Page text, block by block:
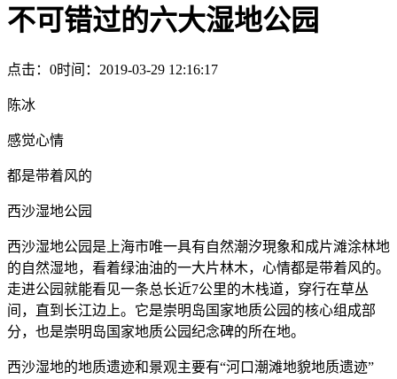
不可错过的六大湿地公园
点击：0时间：2019-03-29 12:16:17
陈冰
感觉心情
都是带着风的
西沙湿地公园
西沙湿地公园是上海市唯一具有自然潮汐現象和成片滩涂林地
的自然湿地，看着绿油油的一大片林木，心情都是带着风的。
走进公园就能看见一条总长近7公里的木栈道，穿行在草丛
间，直到长江边上。它是崇明岛国家地质公园的核心组成部
分，也是崇明岛国家地质公园纪念碑的所在地。
西沙湿地的地质遗迹和景观主要有“河口潮滩地貌地质遗迹”